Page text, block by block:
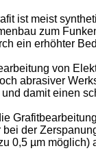
ist meist
zum
ein erhöhter
von
abrasiver
damit einen
bei der
0,5 µm möglich)